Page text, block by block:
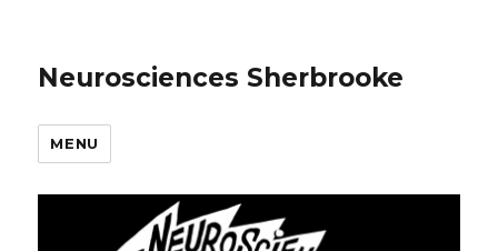
Neurosciences Sherbrooke
MENU